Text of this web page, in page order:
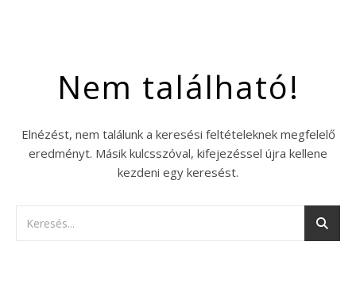
Nem található!
Elnézést, nem találunk a keresési feltételeknek megfelelő
eredményt. Másik kulcsszóval, kifejezéssel újra kellene
kezdeni egy keresést.